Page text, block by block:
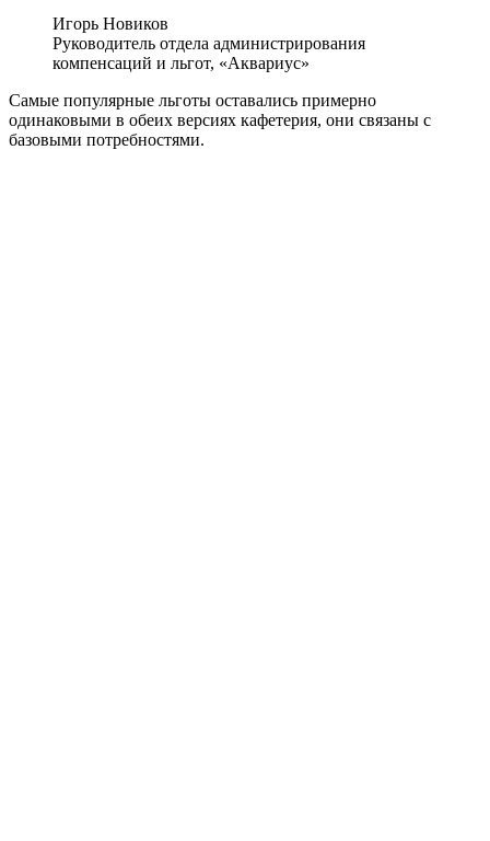
Игорь Новиков
Руководитель отдела администрирования
компенсаций и льгот, «Аквариус»
Самые популярные льготы оставались примерно
одинаковыми в обеих версиях кафетерия, они связаны с
базовыми потребностями.